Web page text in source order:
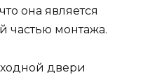
она является
частью монтажа.
двери